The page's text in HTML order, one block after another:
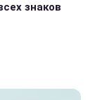
знаков